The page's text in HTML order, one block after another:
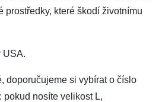
prostředky, které škodí životnímu
USA.
doporučujeme si vybírat o číslo
pokud nosíte velikost L,